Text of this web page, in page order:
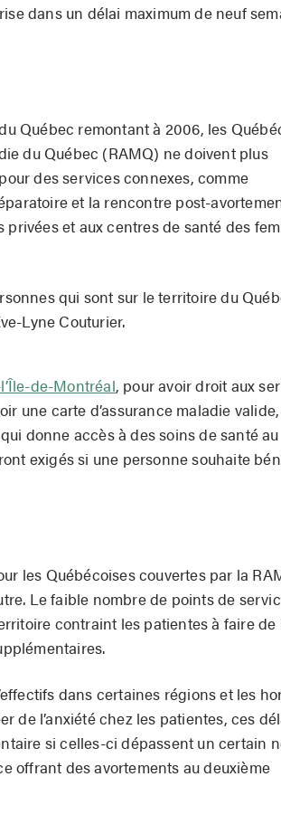
dans un délai maximum de neuf
Québec remontant à 2006, les
du Québec (RAMQ) ne doivent plus
des services connexes, comme
et la rencontre post-
et aux centres de santé des
qui sont sur le territoire du
Lyne Couturier.
de-Montréal, pour avoir droit aux
une carte d’assurance maladie
donne accès à des soins de santé au
exigés si une personne souhaite
les Québécoises couvertes par la
Le faible nombre de points de
contraint les patientes à faire de
dans certaines régions et les
de l’anxiété chez les patientes, ces
si celles-ci dépassent un certain
offrant des avortements au deuxième